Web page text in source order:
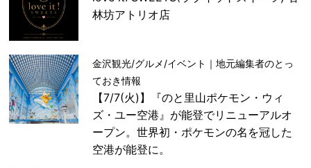
林坊アトリオ店
金沢観光/グルメ/イベント｜地元編集者のとっ
ておき情報
【7/7(火)】『のと里山ポケモン・ウィ
ズ・ユー空港』が能登でリニューアルオ
ープン。世界初・ポケモンの名を冠した
空港が能登に。